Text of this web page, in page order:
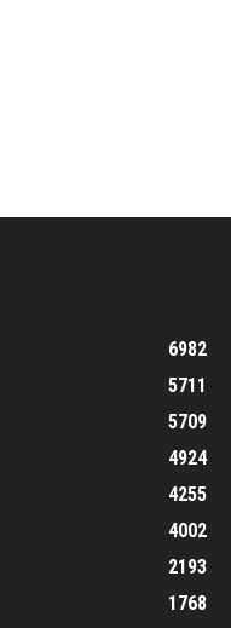
6982
5711
5709
4924
4255
4002
2193
1768